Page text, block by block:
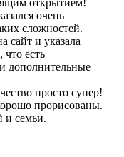
очень
сложностей.
сайт и указала
есть
дополнительные
просто супер!
прорисованы.
и семьи.